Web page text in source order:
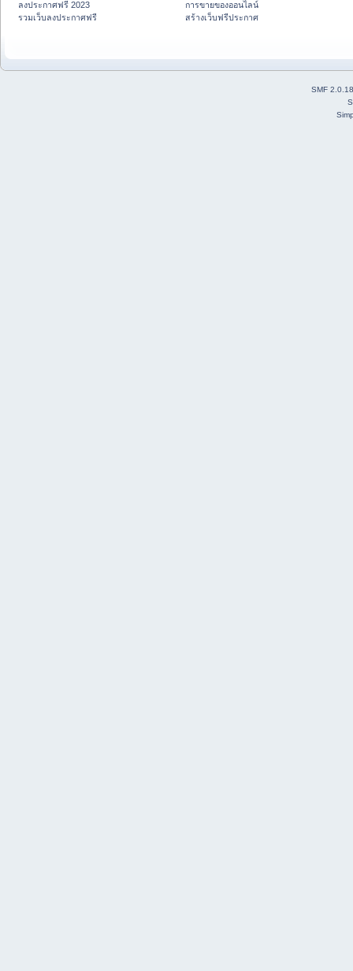
ลงประกาศฟรี 2023
รวมเว็บลงประกาศฟรี
การขายของออนไลน์
สร้างเว็บฟรีประกาศ
SMF 2.0.18